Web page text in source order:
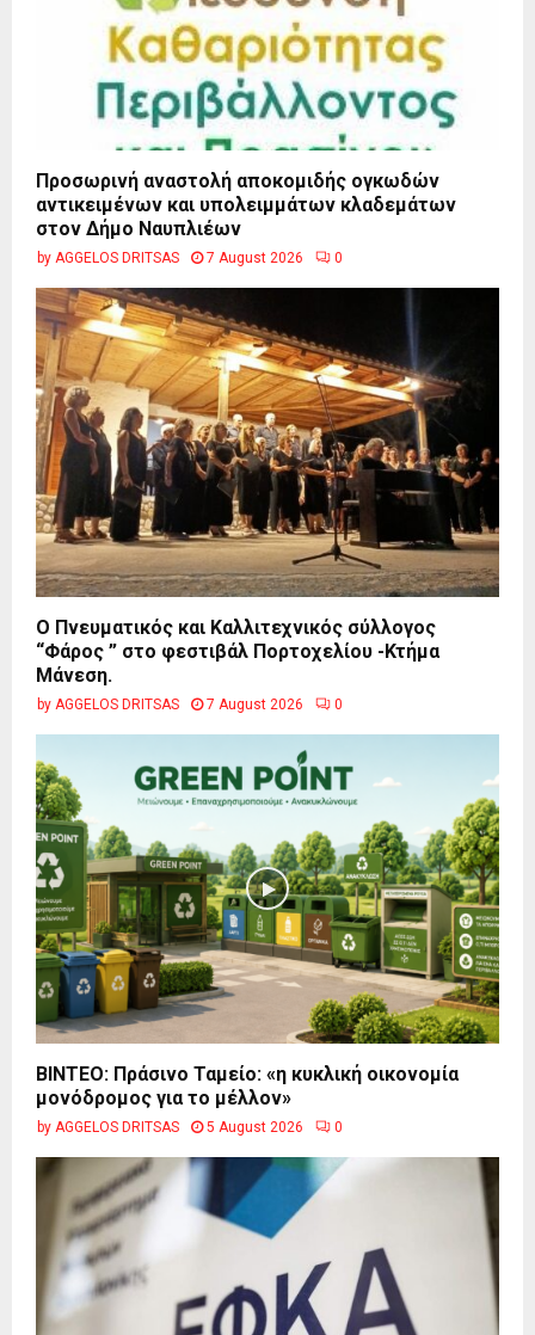
Προσωρινή αναστολή αποκομιδής ογκωδών
αντικειμένων και υπολειμμάτων κλαδεμάτων
στον Δήμο Ναυπλιέων
by AGGELOS DRITSAS 7 August 2026 0
Ο Πνευματικός και Καλλιτεχνικός σύλλογος
“Φάρος ” στο φεστιβάλ Πορτοχελίου -Κτήμα
Μάνεση.
by AGGELOS DRITSAS 7 August 2026 0
BINTEO: Πράσινο Ταμείο: «η κυκλική οικονομία
μονόδρομος για το μέλλον»
by AGGELOS DRITSAS 5 August 2026 0